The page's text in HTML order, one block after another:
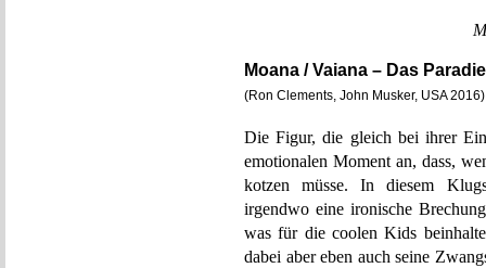
Moana / Vaiana – Das
(Ron Clements, John Musker, USA
Die Figur, die gleich bei ihrer
emotionalen Moment an, dass,
kotzen müsse. In diesem
irgendwo eine ironische
was für die coolen Kids
dabei aber eben auch seine